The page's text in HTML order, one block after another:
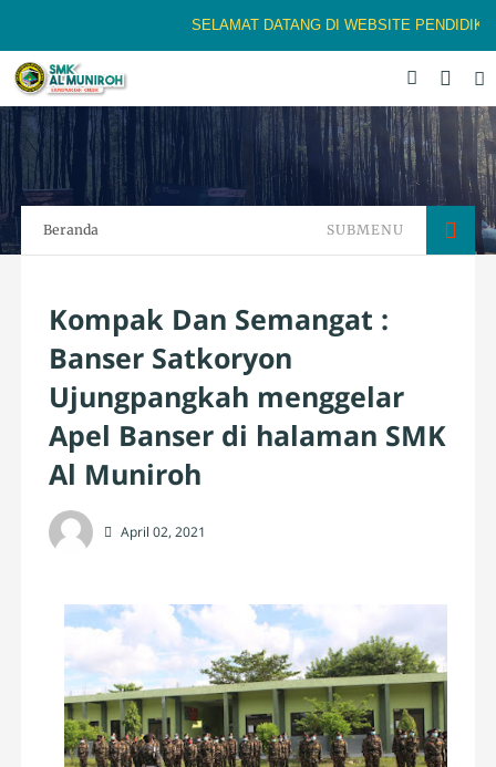
SELAMAT DATANG DI WEBSITE PENDIDIKAN
Beranda SUBMENU
Kompak Dan Semangat :
Banser Satkoryon
Ujungpangkah menggelar
Apel Banser di halaman SMK
Al Muniroh
April 02, 2021